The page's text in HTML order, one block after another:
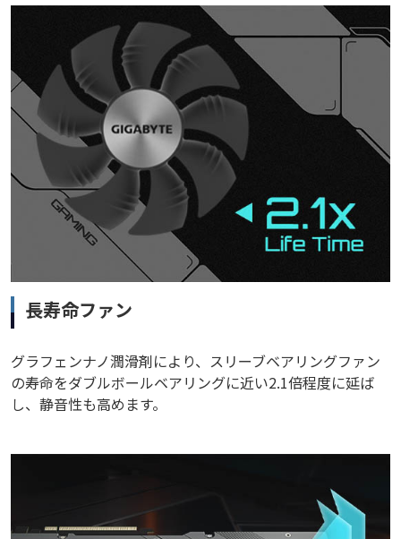
長寿命ファン
グラフェンナノ潤滑剤により、スリーブベアリングファン
の寿命をダブルボールベアリングに近い2.1倍程度に延ば
し、静音性も高めます。